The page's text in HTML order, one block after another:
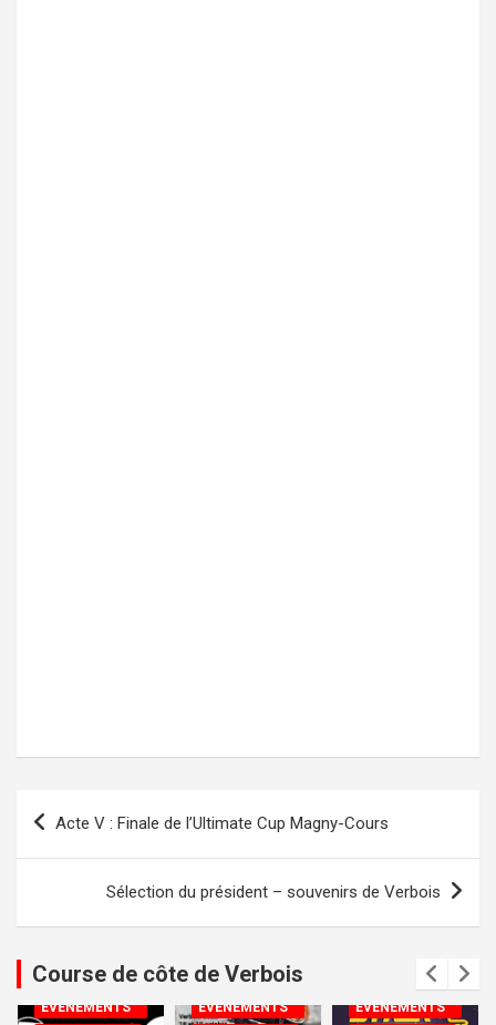
Navigation
de
Acte V : Finale de l’Ultimate Cup Magny-Cours
Sélection du président – souvenirs de Verbois
Course de côte de Verbois
COMMISSIONS
ÉVÈNEMENTS
COMMISSIONS
ÉVÈNEMENTS
COMMISSIONS
SPORTIVE &
ÉVÈNEMENTS